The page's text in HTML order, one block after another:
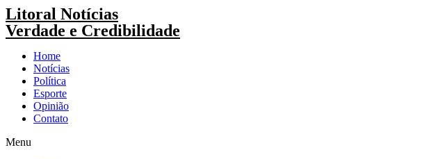
Pular
para
o
Litoral Notícias
Verdade e Credibilidade
Home
Notícias
Política
Esporte
Opinião
Contato
Menu